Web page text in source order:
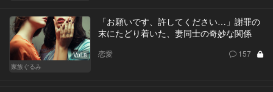
Vol.8
家族ぐるみ
「お願いです、許してください…」謝罪の
末にたどり着いた、妻同士の奇妙な関係
恋愛 157